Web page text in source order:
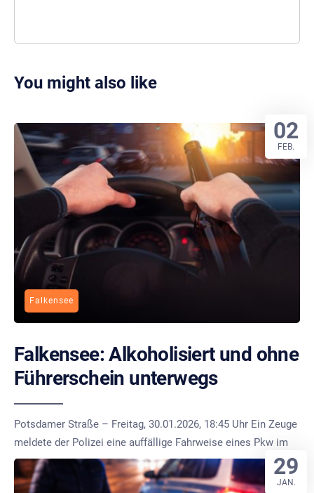
You might also like
Falkensee
Falkensee: Alkoholisiert und ohne
Führerschein unterwegs
Potsdamer Straße – Freitag, 30.01.2026, 18:45 Uhr Ein Zeuge
meldete der Polizei eine auffällige Fahrweise eines Pkw im
02
FEB.
29
JAN.